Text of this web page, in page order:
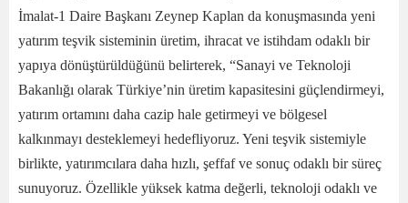
İmalat-1 Daire Başkanı Zeynep Kaplan da konuşmasında yeni
yatırım teşvik sisteminin üretim, ihracat ve istihdam odaklı bir
yapıya dönüştürüldüğünü belirterek, “Sanayi ve Teknoloji
Bakanlığı olarak Türkiye’nin üretim kapasitesini güçlendirmeyi,
yatırım ortamını daha cazip hale getirmeyi ve bölgesel
kalkınmayı desteklemeyi hedefliyoruz. Yeni teşvik sistemiyle
birlikte, yatırımcılara daha hızlı, şeffaf ve sonuç odaklı bir süreç
sunuyoruz. Özellikle yüksek katma değerli, teknoloji odaklı ve